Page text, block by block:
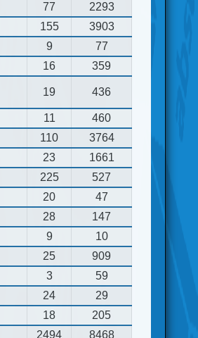
77
2293
155
3903
9
77
16 359
19 436
11
460
110
3764
23
1661
225
527
20
47
28
147
9
10
25
909
3
59
24
29
18
205
2494
8468